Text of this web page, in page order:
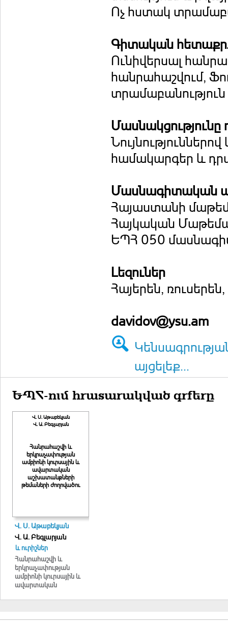
Ոչ հստակ
Գիտական
Ունիվերսալ
հանրահաշվում,
տրամաբանություն
Մասնակցությունը
համակարգեր և
Մասնագիտական
Հայաստանի
Հայկական
ԵՊՀ 050
Լեզուներ
Հայերեն,
davidov@ysu.am
այցելեք...
ԵՊՀ-ում հրատարակված գրքերը
Վ. Ս. Աթաբեկյան
Վ. Ա. Բեգլարյան
Հանրահաշվի և
երկրաչափության
ամբիոնի կուրսային և
ավարտական
աշխատանքների
թեմաների ժողովածու
Վ. Ս. Աթաբեկյան
Վ. Ա. Բեգլարյան
և ուրիշներ
Հանրահաշվի և
երկրաչափության
ամբիոնի կուրսային և
ավարտական
թեմաների ժողովածու